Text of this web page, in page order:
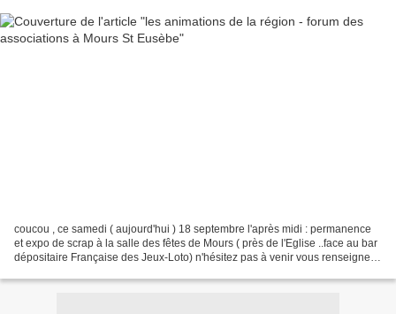
coucou , ce samedi ( aujourd'hui ) 18 septembre l'après midi : permanence
et expo de scrap à la salle des fêtes de Mours ( près de l'Eglise ..face au bar
dépositaire Française des Jeux-Loto) n'hésitez pas à venir vous renseigner ,